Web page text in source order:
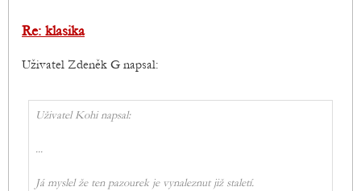
Re: klasika
Uživatel Zdeněk G napsal:
Uživatel Kohi napsal:
...
Já myslel že ten pazourek je vynaleznut již staletí.